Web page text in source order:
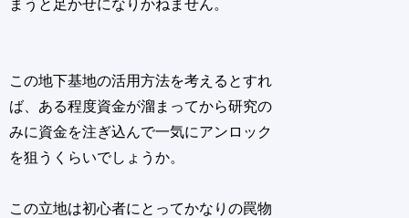
まうと足かせになりかねません。
この地下基地の活用方法を考えるとすれ
ば、ある程度資金が溜まってから研究の
みに資金を注ぎ込んで一気にアンロック
を狙うくらいでしょうか。
この立地は初心者にとってかなりの罠物